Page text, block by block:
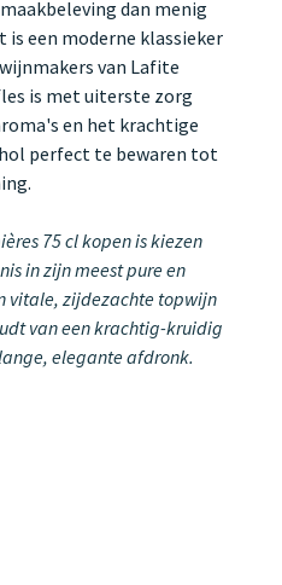
dan menig
is een moderne klassieker
van Lafite
is met uiterste zorg
en het krachtige
perfect te bewaren tot
75 cl kopen is kiezen
in zijn meest pure en
vitale, zijdezachte topwijn
van een krachtig-kruidig
elegante afdronk.